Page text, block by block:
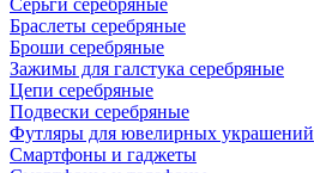
Серьги серебряные
Браслеты серебряные
Броши серебряные
Зажимы для галстука серебряные
Цепи серебряные
Подвески серебряные
Футляры для ювелирных украшений
Смартфоны и гаджеты